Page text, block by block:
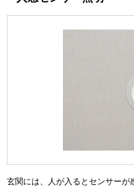
玄関には、人が入るとセンサー